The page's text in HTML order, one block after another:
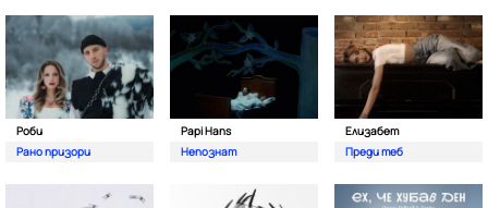
Роби
Рано призори
Papi Hans
Непознат
Елизабет
Преди теб